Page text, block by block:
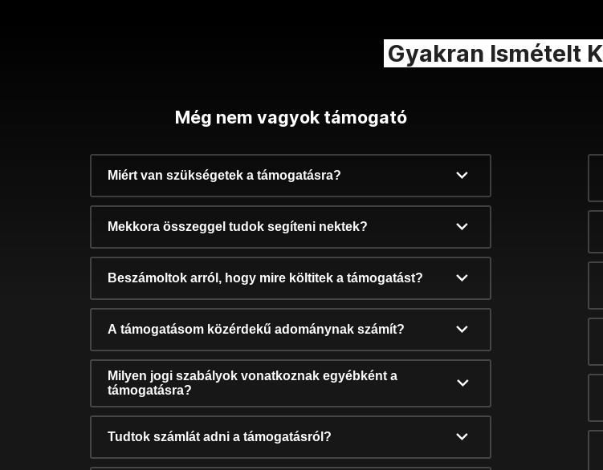
Gyakran Ismételt
Még nem vagyok támogató
Miért van szükségetek a támogatásra?
Mekkora összeggel tudok segíteni nektek?
Beszámoltok arról, hogy mire költitek a támogatást?
A támogatásom közérdekű adománynak számít?
Milyen jogi szabályok vonatkoznak egyébként a
támogatásra?
Tudtok számlát adni a támogatásról?